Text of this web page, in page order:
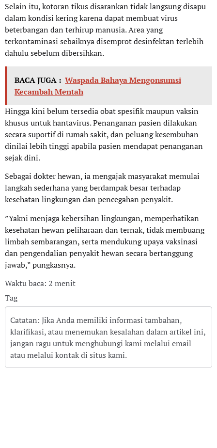
Selain itu, kotoran tikus disarankan tidak langsung disapu
dalam kondisi kering karena dapat membuat virus
beterbangan dan terhirup manusia. Area yang
terkontaminasi sebaiknya disemprot desinfektan terlebih
dahulu sebelum dibersihkan.
BACA JUGA : Waspada Bahaya Mengonsumsi
Kecambah Mentah
Hingga kini belum tersedia obat spesifik maupun vaksin
khusus untuk hantavirus. Penanganan pasien dilakukan
secara suportif di rumah sakit, dan peluang kesembuhan
dinilai lebih tinggi apabila pasien mendapat penanganan
sejak dini.
Sebagai dokter hewan, ia mengajak masyarakat memulai
langkah sederhana yang berdampak besar terhadap
kesehatan lingkungan dan pencegahan penyakit.
”Yakni menjaga kebersihan lingkungan, memperhatikan
kesehatan hewan peliharaan dan ternak, tidak membuang
limbah sembarangan, serta mendukung upaya vaksinasi
dan pengendalian penyakit hewan secara bertanggung
jawab,” pungkasnya.
Waktu baca: 2 menit
Tag
Catatan: Jika Anda memiliki informasi tambahan,
klarifikasi, atau menemukan kesalahan dalam artikel ini,
jangan ragu untuk menghubungi kami melalui email
atau melalui kontak di situs kami.